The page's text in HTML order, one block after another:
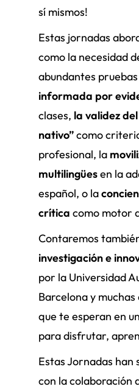
sí mismos!
Estas jornadas
como la necesidad
abundantes
informada por
clases, la validez
nativo”como
profesional, la
multilingüesen la
español, o la
crítica como motor
Contaremos
investigación e
por la Universidad
Barcelona y
que te esperan en
para disfrutar,
Estas Jornadas han
con la colaboración